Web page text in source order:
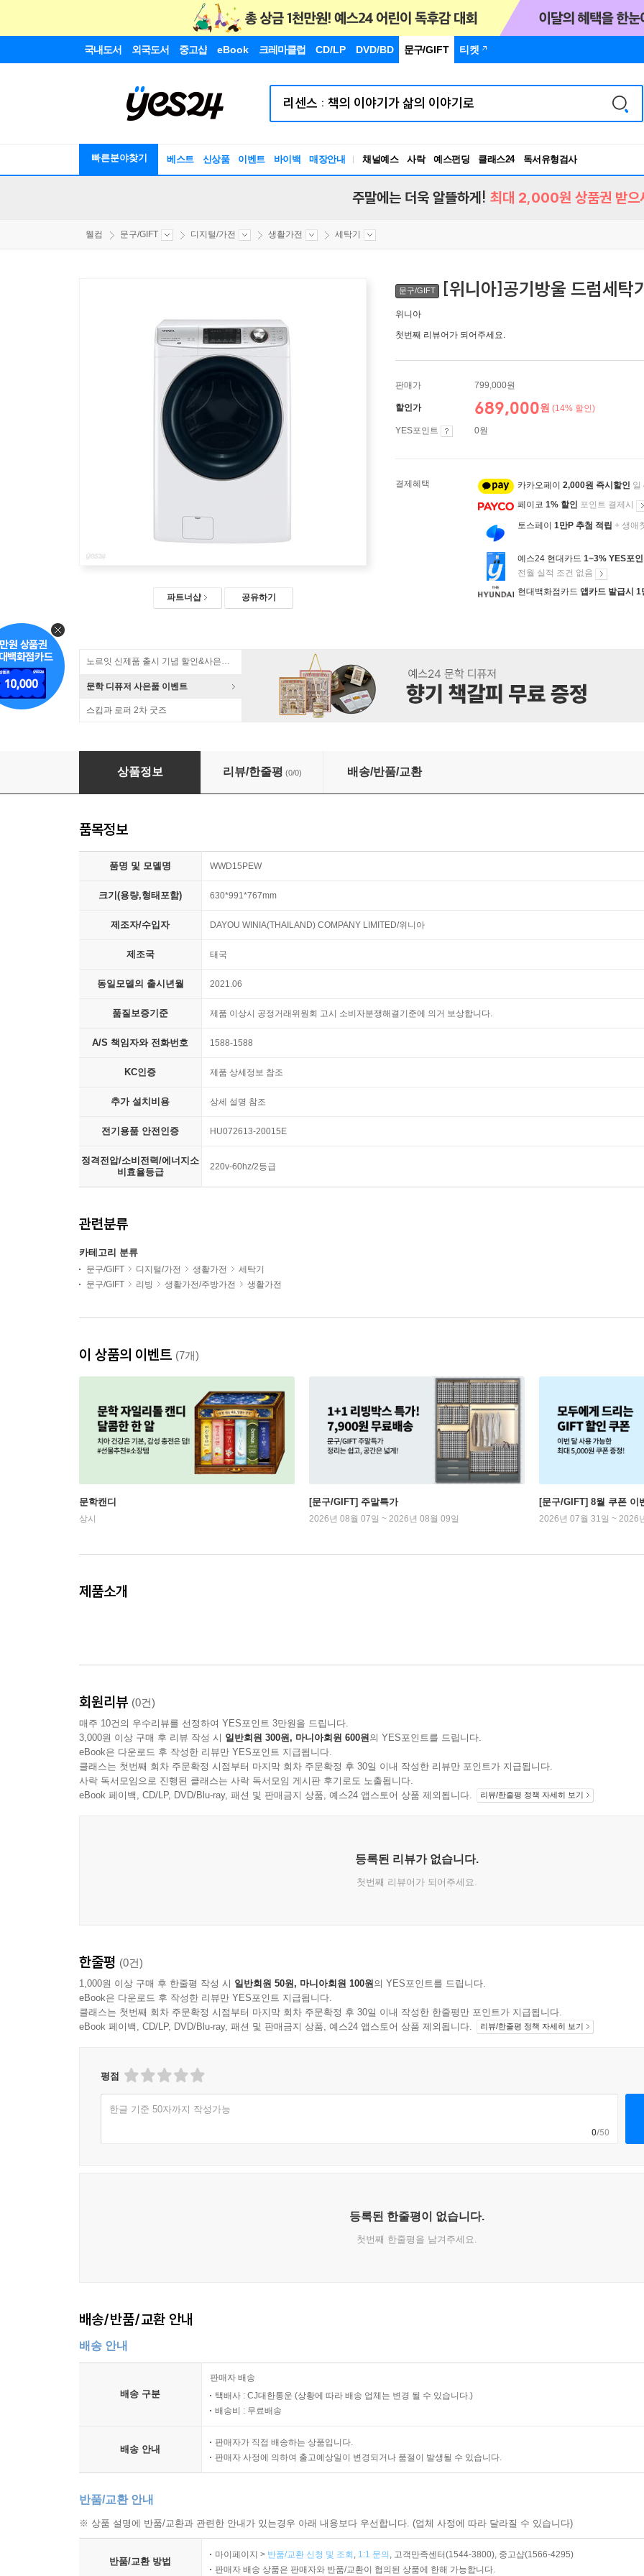
국내도서 외국도서 중고샵 eBook 크레마클럽 CD/LP DVD/BD 문구/GIFT 티켓
빠른분야찾기 베스트 신상품 이벤트 바이백 매장안내 채널예스 사락 예스펀딩 클래스24
독서유형검사
RBTI Lab
주말에는 더욱 알뜰하게! 최대 2,000원 상품권 받으
웰컴 문구/GIFT 디지털/가전 생활가전 세탁기
파트너샵 공유하기
문구/GIFT [위니아]공기방울 드럼세
위니아
첫번째 리뷰어가 되어주세요.
판매가 799,000원
할인가 689,000원 (14% 할인)
YES포인트 0원
결제혜택 카카오페이 2,000원 즉시할인 일
페이코 1% 할인 포인트 결제시
토스페이 1만P 추첨 적립 + 생애
예스24 현대카드 1~3% YES포
전월 실적 조건 없음
현대백화점카드 앱카드 발급시 1
노르잇 신제품 출시 기념 할인&사은품 증정!
문학 디퓨저 사은품 이벤트
스킵과 로퍼 2차 굿즈
[위니아]공기방울 드럼세탁기 WWD15PEW 15kg 본사직배설치
상품정보 리뷰/한줄평 (0/0) 배송/반품/교환
품목정보
품명 및 모델명 WWD15PEW
크기(용량,형태포함) 630*991*767mm
제조자/수입자 DAYOU WINIA(THAILAND) COMPANY LIMITED/위니아
제조국 태국
동일모델의 출시년월 2021.06
품질보증기준 제품 이상시 공정거래위원회 고시 소비자분쟁해결기준에 의거 보상합니다.
A/S 책임자와 전화번호 1588-1588
KC인증 제품 상세정보 참조
추가 설치비용 상세 설명 참조
전기용품 안전인증 HU072613-20015E
정격전압/소비전력/에너지소
비효율등급
220v-60hz/2등급
관련분류
카테고리 분류
문구/GIFT 디지털/가전 생활가전
세탁기
문구/GIFT
리빙 생활가전/주방가전 생활가전
이 상품의 이벤트 (7개)
문학캔디
상시
[문구/GIFT] 주말특가
2026년 08월 07일 ~ 2026년 08월 09일
[문구/GIFT] 8월 쿠폰 이
2026년 07월 31일 ~ 2026
제품소개
회원리뷰 (0건)
매주 10건의 우수리뷰를 선정하여 YES포인트 3만원을 드립니다.
3,000원 이상 구매 후 리뷰 작성 시 일반회원 300원, 마니아회원 600원의 YES포인트를 드립니다.
eBook은 다운로드 후 작성한 리뷰만 YES포인트 지급됩니다.
클래스는 첫번째 회차 주문확정 시점부터 마지막 회차 주문확정 후 30일 이내 작성한 리뷰만 포인트가 지급됩니다.
사락 독서모임으로 진행된 클래스는 사락 독서모임 게시판 후기로도 노출됩니다.
eBook 페이백, CD/LP, DVD/Blu-ray, 패션 및 판매금지 상품, 예스24 앱스토어 상품 제외됩니다.
리뷰/한줄평 정책 자세히 보기
등록된 리뷰가 없습니다.
첫번째 리뷰어가 되어주세요.
한줄평 (0건)
1,000원 이상 구매 후 한줄평 작성 시 일반회원 50원, 마니아회원 100원의 YES포인트를 드립니다.
eBook은 다운로드 후 작성한 리뷰만 YES포인트 지급됩니다.
클래스는 첫번째 회차 주문확정 시점부터 마지막 회차 주문확정 후 30일 이내 작성한 한줄평만 포인트가 지급됩니다.
eBook 페이백, CD/LP, DVD/Blu-ray, 패션 및 판매금지 상품, 예스24 앱스토어 상품 제외됩니다.
리뷰/한줄평 정책 자세히 보기
평점
한글 기준 50자까지 작성가능
0/50
등록된 한줄평이 없습니다.
첫번째 한줄평을 남겨주세요.
배송/반품/교환 안내
배송 안내
배송 구분
판매자 배송
택배사 : CJ대한통운 (상황에 따라 배송 업체는 변경 될 수 있습니다.)
배송비 : 무료배송
배송 안내
판매자가 직접 배송하는 상품입니다.
판매자 사정에 의하여 출고예상일이 변경되거나 품절이 발생될 수 있습니다.
반품/교환 안내
※ 상품 설명에 반품/교환과 관련한 안내가 있는경우 아래 내용보다 우선합니다. (업체 사정에 따라 달라질 수 있습니다)
반품/교환 방법
마이페이지 > 반품/교환 신청 및 조회 , 1:1 문의 , 고객만족센터(1544-3800), 중고샵(1566-4295)
판매자 배송 상품은 판매자와 반품/교환이 협의된 상품에 한해 가능합니다.